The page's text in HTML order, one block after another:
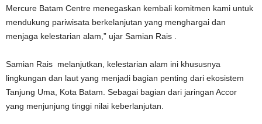
Mercure Batam Centre menegaskan kembali komitmen kami untuk
mendukung pariwisata berkelanjutan yang menghargai dan
menjaga kelestarian alam,” ujar Samian Rais .
Samian Rais melanjutkan, kelestarian alam ini khususnya
lingkungan dan laut yang menjadi bagian penting dari ekosistem
Tanjung Uma, Kota Batam. Sebagai bagian dari jaringan Accor
yang menjunjung tinggi nilai keberlanjutan.